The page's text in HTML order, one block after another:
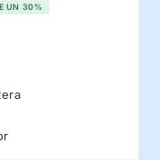
UN 30%